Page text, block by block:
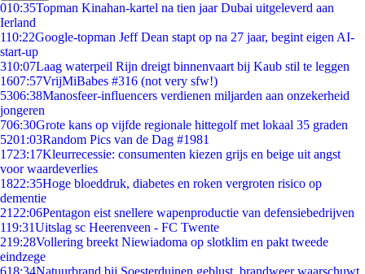
010:35Topman Kinahan-kartel na tien jaar Dubai uitgeleverd aan
Ierland
110:22Google-topman Jeff Dean stapt op na 27 jaar, begint eigen AI-
start-up
310:07Laag waterpeil Rijn dreigt binnenvaart bij Kaub stil te leggen
1607:57VrijMiBabes #316 (not very sfw!)
5306:38Manosfeer-influencers verdienen miljarden aan onzekerheid
jongeren
706:30Grote kans op vijfde regionale hittegolf met lokaal 35 graden
5201:03Random Pics van de Dag #1981
1723:17Kleurrecessie: consumenten kiezen grijs en beige uit angst
voor waardeverlies
1822:35Hoge bloeddruk, diabetes en roken vergroten risico op
dementie
21 22:06Pentagon eist snellere wapenproductie van defensiebedrijven
119:31Uitslag sc Heerenveen - FC Twente
219:28Vollering breekt Niewiadoma op slotklim en pakt tweede
eindzege
618:34Natuurbrand bij Soesterduinen geblust, brandweer waarschuwt